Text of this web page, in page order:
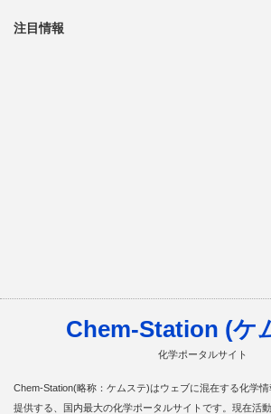
注目情報
Chem-Station (ケ
化学ポータルサイト
Chem-Station(略称：ケムステ)はウェブに混在する化学情
提供する、国内最大の化学ポータルサイトです。現在活